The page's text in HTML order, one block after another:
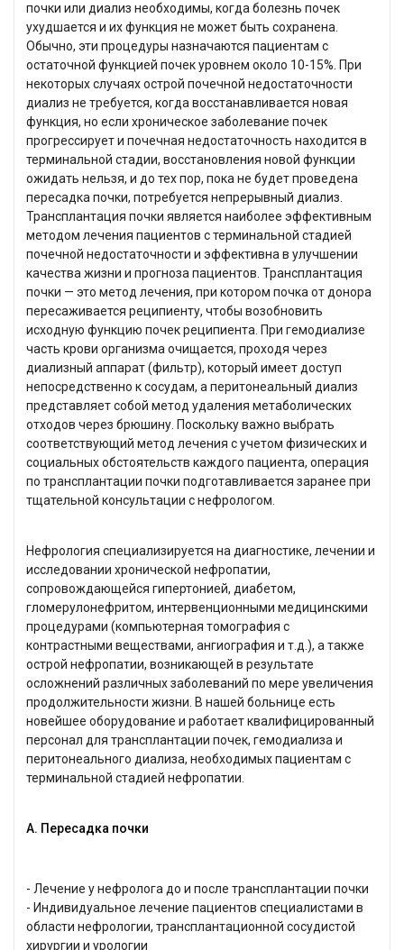
почки или диализ необходимы, когда болезнь почек
ухудшается и их функция не может быть сохранена.
Обычно, эти процедуры назначаются пациентам с
остаточной функцией почек уровнем около 10-15%. При
некоторых случаях острой почечной недостаточности
диализ не требуется, когда восстанавливается новая
функция, но если хроническое заболевание почек
прогрессирует и почечная недостаточность находится в
терминальной стадии, восстановления новой функции
ожидать нельзя, и до тех пор, пока не будет проведена
пересадка почки, потребуется непрерывный диализ.
Трансплантация почки является наиболее эффективным
методом лечения пациентов с терминальной стадией
почечной недостаточности и эффективна в улучшении
качества жизни и прогноза пациентов. Трансплантация
почки — это метод лечения, при котором почка от донора
пересаживается реципиенту, чтобы возобновить
исходную функцию почек реципиента. При гемодиализе
часть крови организма очищается, проходя через
диализный аппарат (фильтр), который имеет доступ
непосредственно к сосудам, а перитонеальный диализ
представляет собой метод удаления метаболических
отходов через брюшину. Поскольку важно выбрать
соответствующий метод лечения с учетом физических и
социальных обстоятельств каждого пациента, операция
по трансплантации почки подготавливается заранее при
тщательной консультации с нефрологом.
Нефрология специализируется на диагностике, лечении и
исследовании хронической нефропатии,
сопровождающейся гипертонией, диабетом,
гломерулонефритом, интервенционными медицинскими
процедурами (компьютерная томография с
контрастными веществами, ангиография и т.д.), а также
острой нефропатии, возникающей в результате
осложнений различных заболеваний по мере увеличения
продолжительности жизни. В нашей больнице есть
новейшее оборудование и работает квалифицированный
персонал для трансплантации почек, гемодиализа и
перитонеального диализа, необходимых пациентам с
терминальной стадией нефропатии.
А. Пересадка почки
- Лечение у нефролога до и после трансплантации почки
- Индивидуальное лечение пациентов специалистами в
области нефрологии, трансплантационной сосудистой
хирургии и урологии